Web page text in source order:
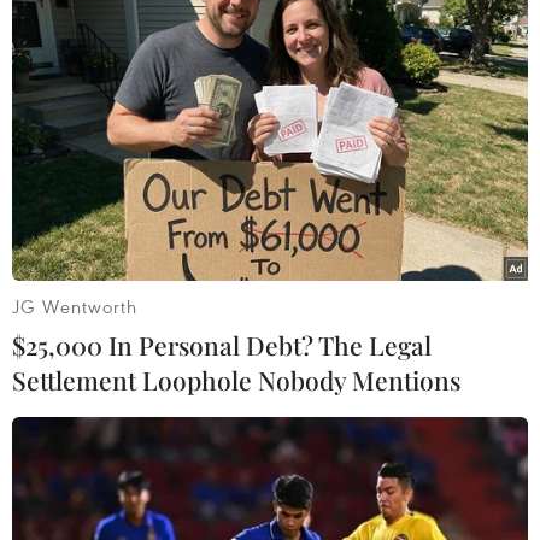
đó sẽ tước đi khỏi các em cơ hội được giáo dục
thích đáng, và dường như kiếm được càng
nhiều tiền là lựa chọn chỉ mang tính ngắn hạn.
Nhưng rồi tôi lại tự hỏi vì sao điều này chưa bao
giờ được nhắc tới khi đoạn video được cư dân
mạng truyền tay nhau," một người dùng
Facebook cảm thán./.
JG Wentworth
$25,000 In Personal Debt? The Legal
Settlement Loophole Nobody Mentions